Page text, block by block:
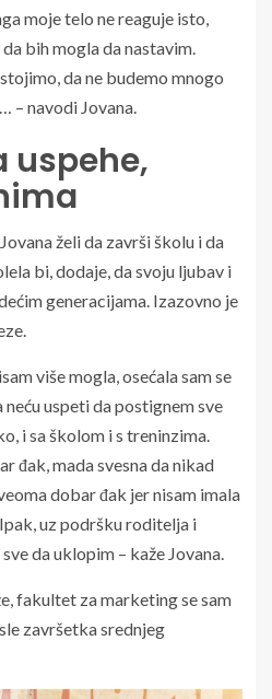
moje telo ne reaguje isto,
bih mogla da nastavim.
da ne budemo mnogo
– navodi Jovana.
uspehe,
želi da završi školu i da
bi, dodaje, da svoju ljubav i
generacijama. Izazovno je
više mogla, osećala sam se
neću uspeti da postignem sve
i sa školom i s treninzima.
đak, mada svesna da nikad
dobar đak jer nisam imala
uz podršku roditelja i
da uklopim – kaže Jovana.
fakultet za marketing se sam
završetka srednjeg